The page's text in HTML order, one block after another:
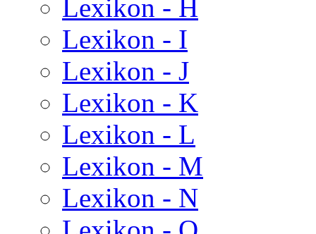
Lexikon - H
Lexikon - I
Lexikon - J
Lexikon - K
Lexikon - L
Lexikon - M
Lexikon - N